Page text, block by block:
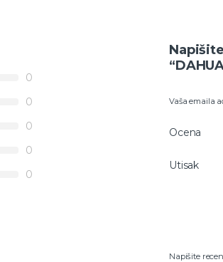
0
0
0
0
0
Vaša emaila
Ocena
Utisak
Napišite